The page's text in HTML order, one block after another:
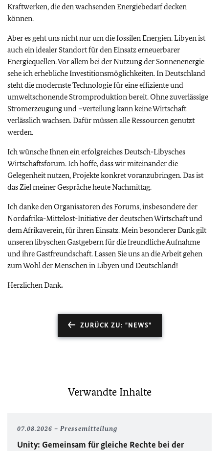
Kraftwerken, die den wachsenden Energiebedarf decken
können.
Aber es geht uns nicht nur um die fossilen Energien. Libyen ist
auch ein idealer Standort für den Einsatz erneuerbarer
Energiequellen. Vor allem bei der Nutzung der Sonnenenergie
sehe ich erhebliche Investitionsmöglichkeiten. In Deutschland
steht die modernste Technologie für eine effiziente und
umweltschonende Stromproduktion bereit. Ohne zuverlässige
Stromerzeugung und –verteilung kann keine Wirtschaft
verlässlich wachsen. Dafür müssen alle Ressourcen genutzt
werden.
Ich wünsche Ihnen ein erfolgreiches Deutsch-Libysches
Wirtschaftsforum. Ich hoffe, dass wir miteinander die
Gelegenheit nutzen, Projekte konkret voranzubringen. Das ist
das Ziel meiner Gespräche heute Nachmittag.
Ich danke den Organisatoren des Forums, insbesondere der
Nordafrika-Mittelost-Initiative der deutschen Wirtschaft und
dem Afrikaverein, für ihren Einsatz. Mein besonderer Dank gilt
unseren libyschen Gastgebern für die freundliche Aufnahme
und ihre Gastfreundschaft. Lassen Sie uns an die Arbeit gehen
zum Wohl der Menschen in Libyen und Deutschland!
Herzlichen Dank.
ZURÜCK ZU: "NEWS"
Verwandte Inhalte
07.08.2026 Pressemitteilung
Unity: Gemeinsam für gleiche Rechte bei der